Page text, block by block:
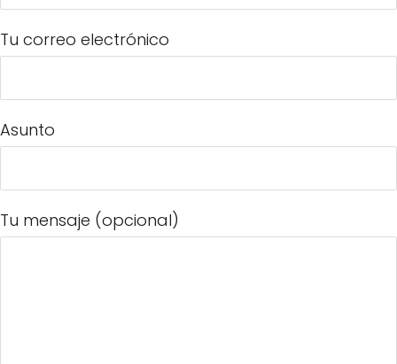
Tu correo electrónico
Asunto
Tu mensaje (opcional)